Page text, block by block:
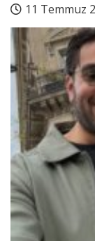
11 Temmuz